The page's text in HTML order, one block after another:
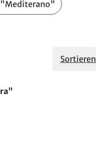
"Mediterano"
Sortieren